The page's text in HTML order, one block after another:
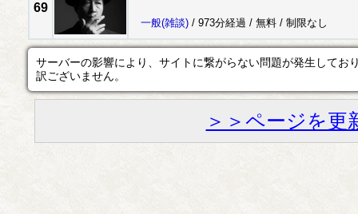
69
一般(雑談) / 973分経過 / 無料 / 制限なし
サーバーの影響により、サイトに繋がらない問題が発生してお
訳ございません。
＞＞ページを更